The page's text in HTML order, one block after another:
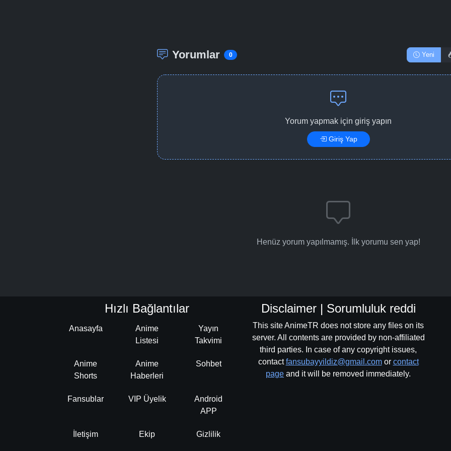
Yorumlar 0 Yeni
Yorum yapmak için giriş yapın
Giriş Yap
Henüz yorum yapılmamış. İlk yorumu sen yap!
Hızlı Bağlantılar
Anasayfa
Anime
Listesi
Yayın
Takvimi
Anime
Shorts
Anime
Haberleri
Sohbet
Fansublar VIP Üyelik
Android
APP
İletişim Ekip Gizlilik
Disclaimer | Sorumluluk reddi
This site AnimeTR does not store any files on its
server. All contents are provided by non-affiliated
third parties. In case of any copyright issues,
contactfansubayyildiz@gmail.comor contact
page and it will be removed immediately.